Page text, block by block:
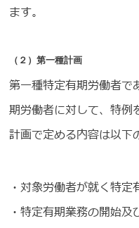
ます。
（２）第一種計画
第一種特定有期労働者で
期労働者に対して、特例
計画で定める内容は以下
・対象労働者が就く特定
・特定有期業務の開始及